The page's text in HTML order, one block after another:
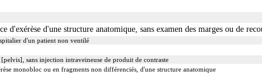
d'exérèse d'une structure anatomique, sans examen des marges ou de
d'un patient non ventilé
sans injection intraveineuse de produit de contraste
monobloc ou en fragments non différenciés, d'une structure anatomique